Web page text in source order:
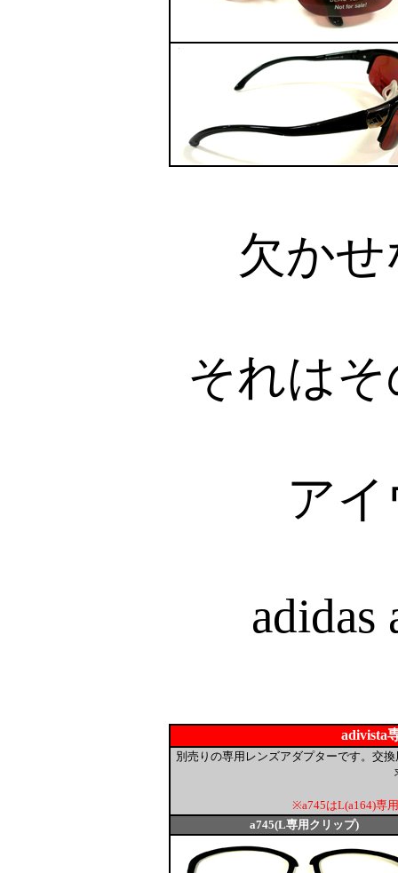
欠か
それは
ア
adidas
adivista
別売りの専用レンズアダプターです。交
※a745はL(a164)専
a745(L専用クリップ)